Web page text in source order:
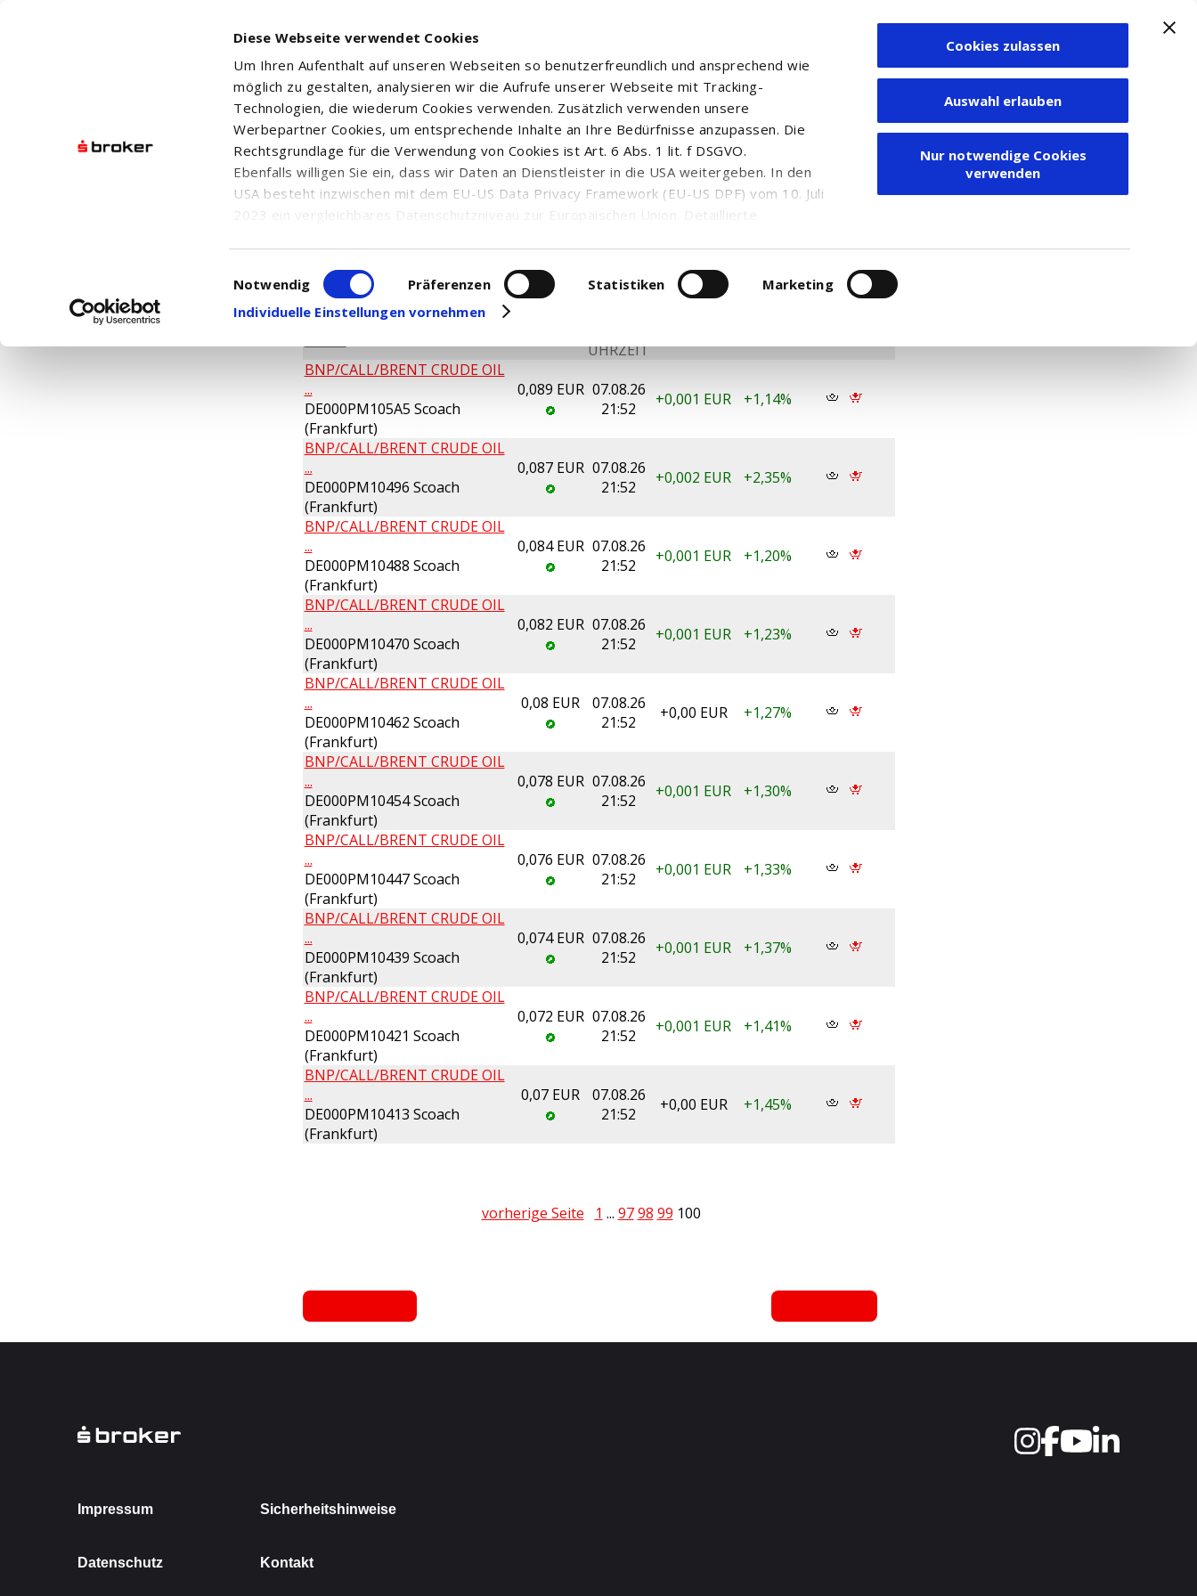
Diese Webseite verwendet Cookies
Um Ihren Aufenthalt auf unseren Webseiten so benutzerfreundlich und ansprechend wie
möglich zu gestalten, analysieren wir die Aufrufe unserer Webseite mit Tracking-
Technologien, die wiederum Cookies verwenden. Zusätzlich verwenden unsere
Werbepartner Cookies, um entsprechende Inhalte an Ihre Bedürfnisse anzupassen. Die
Rechtsgrundlage für die Verwendung von Cookies ist Art. 6 Abs. 1 lit. f DSGVO.
Ebenfalls willigen Sie ein, dass wir Daten an Dienstleister in die USA weitergeben. In den
USA besteht inzwischen mit dem EU-US Data Privacy Framework (EU-US DPF) vom 10. Juli
2023 ein vergleichbares Datenschutzniveau zur Europäischen Union. Detaillierte
in den USA, finden Sie auf unserer Seite zumDatenschutz. Dort können Sie Ihre
Einwilligung auch jederzeit widerrufen oder anpassen.
Einwilligungsauswahl
Notwendig Präferenzen Statistiken
Marketing
Individuelle Einstellungen vornehmen
Cookies zulassen
Auswahl erlauben
Nur notwendige Cookies
verwenden
Zum Depot
Suchergebnis
UHRZEIT
BNP/CALL/BRENT CRUDE OIL
...
DE000PM105A5 Scoach
(Frankfurt)
0,089 EUR 07.08.26
21:52
+0,001 EUR +1,14%
BNP/CALL/BRENT CRUDE OIL
...
DE000PM10496 Scoach
(Frankfurt)
0,087 EUR 07.08.26
21:52
+0,002 EUR +2,35%
BNP/CALL/BRENT CRUDE OIL
...
DE000PM10488 Scoach
(Frankfurt)
0,084 EUR 07.08.26
21:52
+0,001 EUR +1,20%
BNP/CALL/BRENT CRUDE OIL
...
DE000PM10470 Scoach
(Frankfurt)
0,082 EUR 07.08.26
21:52
+0,001 EUR +1,23%
BNP/CALL/BRENT CRUDE OIL
...
DE000PM10462 Scoach
(Frankfurt)
0,08 EUR
07.08.26
21:52
+0,00 EUR +1,27%
BNP/CALL/BRENT CRUDE OIL
...
DE000PM10454 Scoach
(Frankfurt)
0,078 EUR 07.08.26
21:52
+0,001 EUR +1,30%
BNP/CALL/BRENT CRUDE OIL
...
DE000PM10447 Scoach
(Frankfurt)
0,076 EUR 07.08.26
21:52
+0,001 EUR +1,33%
BNP/CALL/BRENT CRUDE OIL
...
DE000PM10439 Scoach
(Frankfurt)
0,074 EUR 07.08.26
21:52
+0,001 EUR +1,37%
BNP/CALL/BRENT CRUDE OIL
...
DE000PM10421 Scoach
(Frankfurt)
0,072 EUR 07.08.26
21:52
+0,001 EUR +1,41%
BNP/CALL/BRENT CRUDE OIL
...
DE000PM10413 Scoach
(Frankfurt)
0,07 EUR
07.08.26
21:52
+0,00 EUR +1,45%
vorherige Seite 1 ... 97 98 99 100